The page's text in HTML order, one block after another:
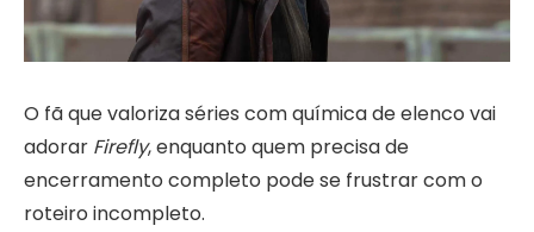
O fã que valoriza séries com química de elenco vai
adorar Firefly, enquanto quem precisa de
encerramento completo pode se frustrar com o
roteiro incompleto.